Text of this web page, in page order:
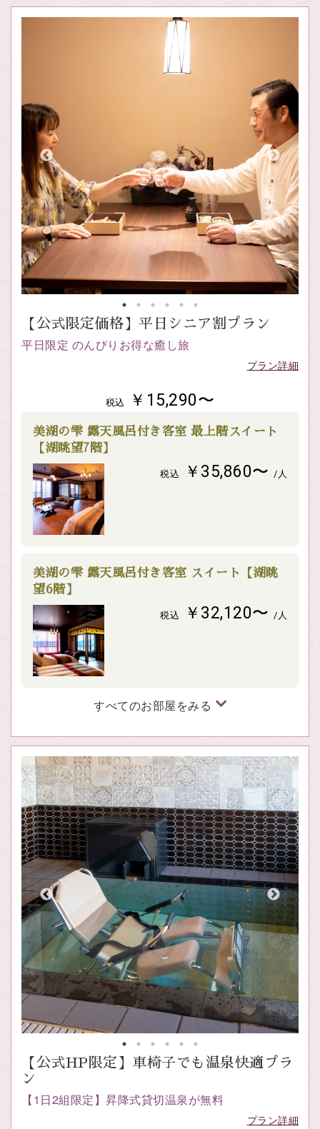
【公式限定価格】平日シニア割プラン
平日限定 のんびりお得な癒し旅
プラン詳細
税込 ￥15,290〜
美湖の雫 露天風呂付き客室 最上階スイート
【湖眺望7階】
税込 ￥35,860〜 /人
美湖の雫 露天風呂付き客室 スイート【湖眺
望6階】
税込 ￥32,120〜 /人
すべてのお部屋をみる
【公式HP限定】車椅子でも温泉快適プラ
ン
【1日2組限定】昇降式貸切温泉が無料
プラン詳細